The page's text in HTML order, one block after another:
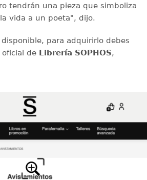
tendrán una pieza que simboliza
vida a un poeta", dijo.
para adquirirlo debes
de Librería SOPHOS,